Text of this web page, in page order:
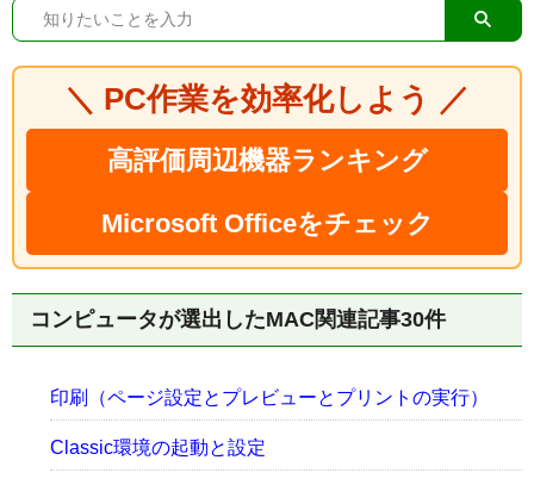
＼ PC作業を効率化しよう ／
高評価周辺機器ランキング
Microsoft Officeをチェック
コンピュータが選出したMAC関連記事30件
印刷（ページ設定とプレビューとプリントの実行）
Classic環境の起動と設定